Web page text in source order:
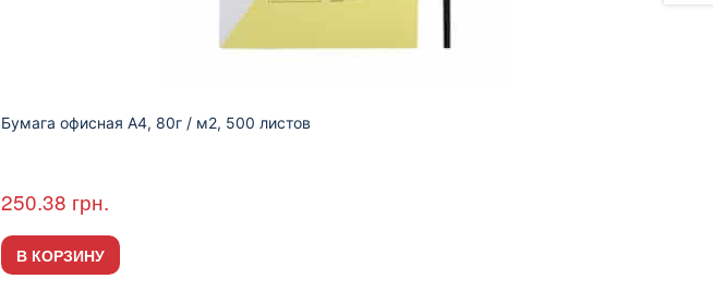
Бумага офисная A4, 80г / м2, 500 листов
250.38 грн.
В КОРЗИНУ